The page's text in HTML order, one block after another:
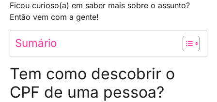
Ficou curioso(a) em saber mais sobre o assunto?
Então vem com a gente!
Sumário
Tem como descobrir o
CPF de uma pessoa?